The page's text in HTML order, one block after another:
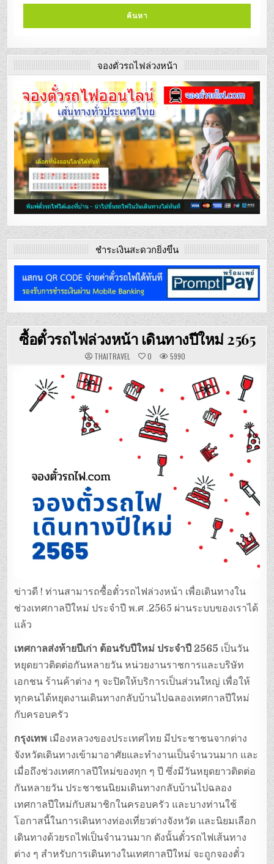
จองตั๋วรถไฟล่วงหน้า
ชำระเงินสะดวกยิ่งขึ้น
ซื้อตั๋วรถไฟล่วงหน้า เดินทางปีใหม่ 2565
THAITRAVEL 0 5990
ข่าวดี ! ท่านสามารถซื้อตั๋วรถไฟล่วงหน้า เพื่อเดินทางใน
ช่วงเทศกาลปีใหม่ ประจำปี พ.ศ .2565 ผ่านระบบของเราได้
แล้ว
เทศกาลส่งท้ายปีเก่า ต้อนรับปีใหม่ ประจำปี 2565 เป็นวัน
หยุดยาวติดต่อกันหลายวัน หน่วยงานราชการและบริษัท
เอกชน ร้านค้าต่าง ๆ จะปิดให้บริการเป็นส่วนใหญ่ เพื่อให้
ทุกคนได้หยุดงานเดินทางกลับบ้านไปฉลองเทศกาลปีใหม่
กับครอบครัว
กรุงเทพ เมืองหลวงของประเทศไทย มีประชาชนจากต่าง
จังหวัดเดินทางเข้ามาอาศัยและทำงานเป็นจำนวนมาก และ
เมื่อถึงช่วงเทศกาลปีใหม่ของทุก ๆ ปี ซึ่งมีวันหยุดยาวติดต่อ
กันหลายวัน ประชาชนนิยมเดินทางกลับบ้านไปฉลอง
เทศกาลปีใหม่กับสมาชิกในครอบครัว และบางท่านใช้
โอกาสนี้ในการเดินทางท่องเที่ยวต่างจังหวัด และนิยมเลือก
เดินทางด้วยรถไฟเป็นจำนวนมาก ดังนั้นตั๋วรถไฟเส้นทาง
ต่าง ๆ สำหรับการเดินทางในเทศกาลปีใหม่ จะถูกจองตั๋ว